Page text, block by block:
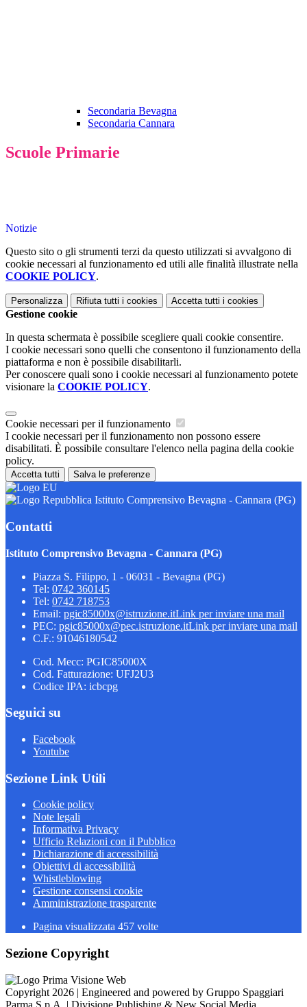
Secondaria Bevagna
Secondaria Cannara
Scuole Primarie
Notizie
Questo sito o gli strumenti terzi da questo utilizzati si avvalgono di
cookie necessari al funzionamento ed utili alle finalità illustrate nella
COOKIE POLICY.
Personalizza Rifiuta tutti i cookies Accetta tutti i cookies
Gestione cookie
In questa schermata è possibile scegliere quali cookie consentire.
I cookie necessari sono quelli che consentono il funzionamento della
piattaforma e non è possibile disabilitarli.
Per conoscere quali sono i cookie necessari al funzionamento potete
visionare la COOKIE POLICY.
Cookie necessari per il funzionamento
I cookie necessari per il funzionamento non possono essere
disabilitati. È possibile consultare l'elenco nella pagina della cookie
policy.
Accetta tutti Salva le preferenze
Istituto Comprensivo Bevagna - Cannara (PG)
Contatti
Istituto Comprensivo Bevagna - Cannara (PG)
Piazza S. Filippo, 1 - 06031 - Bevagna (PG)
Tel: 0742 360145
Tel: 0742 718753
Email: pgic85000x@istruzione.itLink per inviare una mail
PEC: pgic85000x@pec.istruzione.itLink per inviare una mail
C.F.: 91046180542
Cod. Mecc: PGIC85000X
Cod. Fatturazione: UFJ2U3
Codice IPA: icbcpg
Seguici su
Facebook
Youtube
Sezione Link Utili
Cookie policy
Note legali
Informativa Privacy
Ufficio Relazioni con il Pubblico
Dichiarazione di accessibilità
Obiettivi di accessibilità
Whistleblowing
Gestione consensi cookie
Amministrazione trasparente
Pagina visualizzata 457 volte
Sezione Copyright
Copyright 2026 | Engineered and powered by Gruppo Spaggiari
Parma S.p.A. | Divisione Publishing & New Social Media